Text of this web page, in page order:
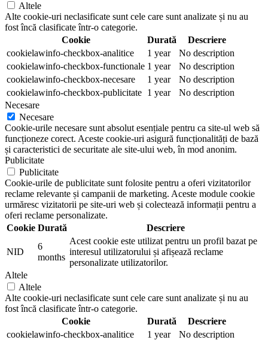
Altele
Alte cookie-uri neclasificate sunt cele care sunt analizate și nu au
fost încă clasificate într-o categorie.
Cookie
Durată
Descriere
cookielawinfo-checkbox-analitice
1 year
No description
cookielawinfo-checkbox-functionale 1 year
No description
cookielawinfo-checkbox-necesare
1 year
No description
cookielawinfo-checkbox-publicitate 1 year
No description
Necesare
Necesare
Cookie-urile necesare sunt absolut esențiale pentru ca site-ul web să
funcționeze corect. Aceste cookie-uri asigură funcționalități de bază
și caracteristici de securitate ale site-ului web, în mod anonim.
Publicitate
Publicitate
Cookie-urile de publicitate sunt folosite pentru a oferi vizitatorilor
reclame relevante și campanii de marketing. Aceste module cookie
urmăresc vizitatorii pe site-uri web și colectează informații pentru a
oferi reclame personalizate.
Cookie Durată Descriere
NID
6
months
Acest cookie este utilizat pentru un profil bazat pe
interesul utilizatorului și afișează reclame
personalizate utilizatorilor.
Altele
Altele
Alte cookie-uri neclasificate sunt cele care sunt analizate și nu au
fost încă clasificate într-o categorie.
Cookie
Durată
Descriere
cookielawinfo-checkbox-analitice
1 year
No description